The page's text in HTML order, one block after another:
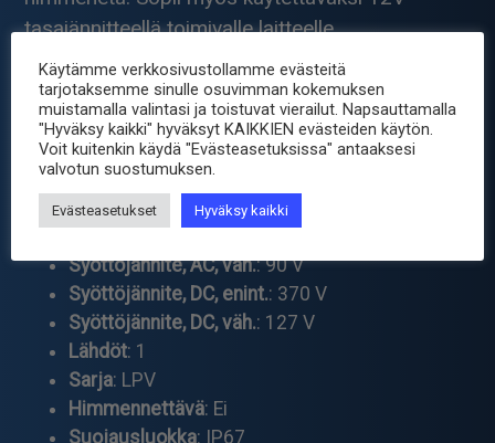
tasajännitteellä toimivalle laitteelle.
Vain sisäkäyttöön!
Nimellisteho: 120 W
Lähtöjännite, DC, enint.: 12V
Lähtöjännite, DC, väh.
Lähtövirta: 8.5 A
Syöttöjännite, AC, väh.: 90 V
Syöttöjännite, DC, enint.: 370 V
Syöttöjännite, DC, väh.: 127 V
Lähdöt: 1
Sarja: LPV
Himmennettävä: Ei
Suojausluokka: IP67
Käytämme verkkosivustollamme evästeitä
tarjotaksemme sinulle osuvimman kokemuksen
muistamalla valintasi ja toistuvat vierailut. Napsauttamalla
"Hyväksy kaikki" hyväksyt KAIKKIEN evästeiden käytön.
Voit kuitenkin käydä "Evästeasetuksissa" antaaksesi
valvotun suostumuksen.
Evästeasetukset Hyväksy kaikki